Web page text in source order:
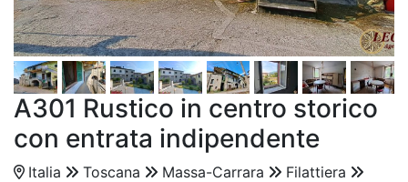
A301 Rustico in centro storico
con entrata indipendente
Italia Toscana Massa-Carrara
Filattiera